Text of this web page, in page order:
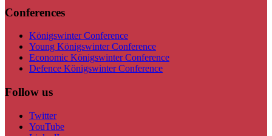
Conferences
Königswinter Conference
Young Königswinter Conference
Economic Königswinter Conference
Defence Königswinter Conference
Follow us
Twitter
YouTube